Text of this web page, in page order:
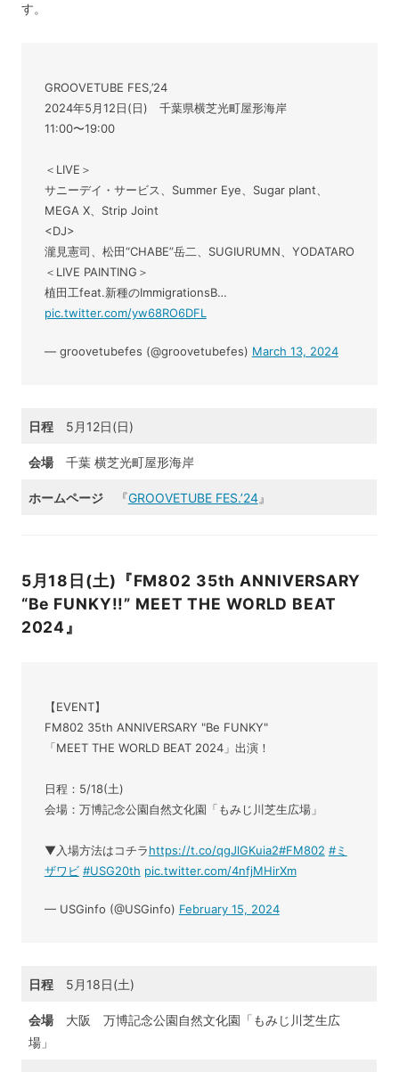
す。
GROOVETUBE FES,’24
2024年5月12日(日) 千葉県横芝光町屋形海岸
11:00〜19:00
＜LIVE＞
サニーデイ・サービス、Summer Eye、Sugar plant、
MEGA X、Strip Joint
<DJ>
瀧見憲司、松田“CHABE”岳二、SUGIURUMN、YODATARO
＜LIVE PAINTING＞
植田工feat.新種のImmigrationsB…
pic.twitter.com/yw68RO6DFL
— groovetubefes (@groovetubefes) March 13, 2024
日程5月12日(日)
会場千葉 横芝光町屋形海岸
ホームページ『GROOVETUBE FES.’24』
5月18日(土)『FM802 35th ANNIVERSARY
“Be FUNKY!!” MEET THE WORLD BEAT
2024』
【EVENT】
FM802 35th ANNIVERSARY "Be FUNKY"
「MEET THE WORLD BEAT 2024」出演！
日程：5/18(土)
会場：万博記念公園自然文化園「もみじ川芝生広場」
▼入場方法はコチラhttps://t.co/qgJlGKuia2#FM802 #ミ
ザワビ #USG20th pic.twitter.com/4nfjMHirXm
— USGinfo (@USGinfo) February 15, 2024
日程5月18日(土)
会場大阪 万博記念公園自然文化園「もみじ川芝生広
場」